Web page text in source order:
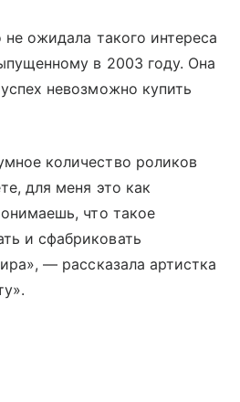
не ожидала такого интереса
в 2003 году. Она
невозможно купить
количество роликов
для меня это как
что такое
и сфабриковать
— рассказала артистка